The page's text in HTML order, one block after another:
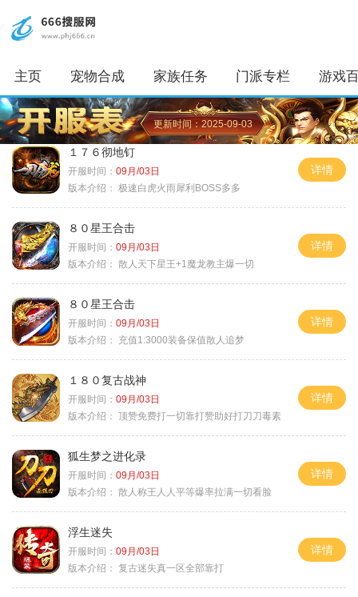
主页 宠物合成 家族任务 门派专栏 游戏
更新时间：2025-09-03
１７６彻地钉
开服时间： 09月/03日
版本介绍： 极速白虎火雨犀利BOSS多多
详情
８０星王合击
开服时间： 09月/03日
版本介绍： 散人天下星王+1魔龙教主爆一切
详情
８０星王合击
开服时间： 09月/03日
版本介绍：
充值1:3000装备保值散人追梦
详情
１８０复古战神
开服时间： 09月/03日
版本介绍： 顶赞免费打一切靠打赞助好打刀刀毒素
详情
狐生梦之进化录
开服时间： 09月/03日
版本介绍： 散人称王人人平等爆率拉满一切看脸
详情
浮生迷失
开服时间： 09月/03日
版本介绍： 复古迷失真一区全部靠打
详情